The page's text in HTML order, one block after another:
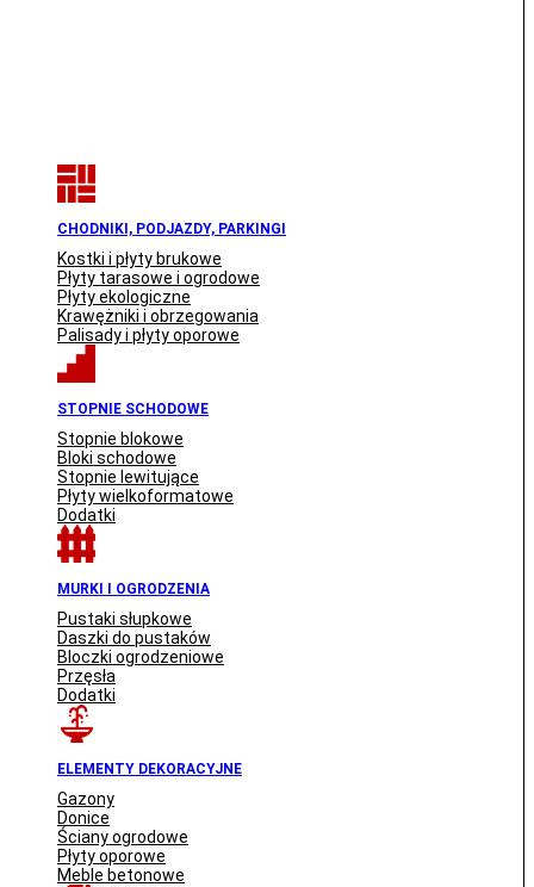
CHODNIKI, PODJAZDY, PARKINGI
Kostki i płyty brukowe
Płyty tarasowe i ogrodowe
Płyty ekologiczne
Krawężniki i obrzegowania
Palisady i płyty oporowe
STOPNIE SCHODOWE
Stopnie blokowe
Bloki schodowe
Stopnie lewitujące
Płyty wielkoformatowe
Dodatki
MURKI I OGRODZENIA
Pustaki słupkowe
Daszki do pustaków
Bloczki ogrodzeniowe
Przęsła
Dodatki
ELEMENTY DEKORACYJNE
Gazony
Donice
Ściany ogrodowe
Płyty oporowe
Meble betonowe